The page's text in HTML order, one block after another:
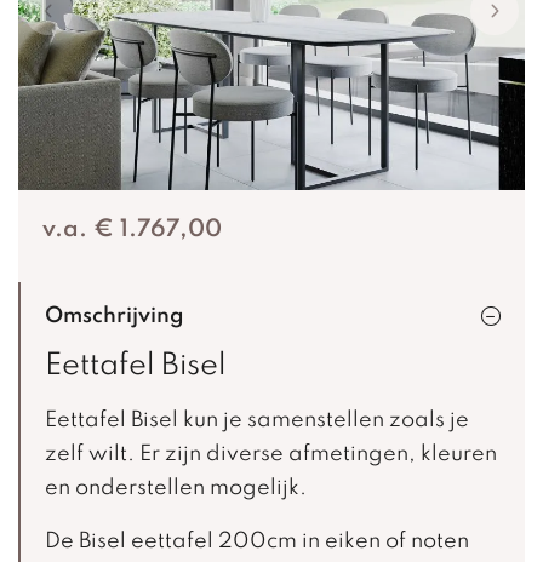
v.a. € 1.767,00
Omschrijving
Eettafel Bisel
Eettafel Bisel kun je samenstellen zoals je
zelf wilt. Er zijn diverse afmetingen, kleuren
en onderstellen mogelijk.
De Bisel eettafel 200cm in eiken of noten